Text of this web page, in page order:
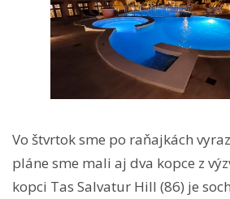
Vo štvrtok sme po raňajkách
pláne sme mali aj dva kopce z
kopci Tas Salvatur Hill (86) je